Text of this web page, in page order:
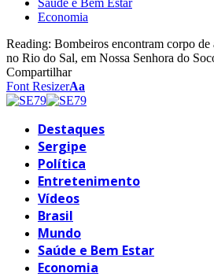
Economia
Reading: Bombeiros encontram corpo de
no Rio do Sal, em Nossa Senhora do
Compartilhar
Font ResizerAa
Destaques
Sergipe
Política
Entretenimento
Vídeos
Brasil
Mundo
Saúde e Bem Estar
Economia